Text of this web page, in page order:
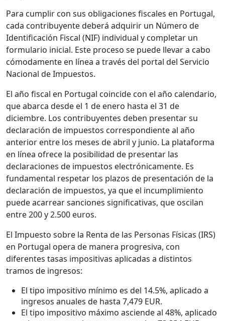
Para cumplir con sus obligaciones fiscales en Portugal,
cada contribuyente deberá adquirir un Número de
Identificación Fiscal (NIF) individual y completar un
formulario inicial. Este proceso se puede llevar a cabo
cómodamente en línea a través del portal del Servicio
Nacional de Impuestos.
El año fiscal en Portugal coincide con el año calendario,
que abarca desde el 1 de enero hasta el 31 de
diciembre. Los contribuyentes deben presentar su
declaración de impuestos correspondiente al año
anterior entre los meses de abril y junio. La plataforma
en línea ofrece la posibilidad de presentar las
declaraciones de impuestos electrónicamente. Es
fundamental respetar los plazos de presentación de la
declaración de impuestos, ya que el incumplimiento
puede acarrear sanciones significativas, que oscilan
entre 200 y 2.500 euros.
El Impuesto sobre la Renta de las Personas Físicas (IRS)
en Portugal opera de manera progresiva, con
diferentes tasas impositivas aplicadas a distintos
tramos de ingresos:
El tipo impositivo mínimo es del 14.5%, aplicado a
ingresos anuales de hasta 7,479 EUR.
El tipo impositivo máximo asciende al 48%, aplicado